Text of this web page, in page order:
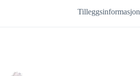
Tilleggsinformasjon